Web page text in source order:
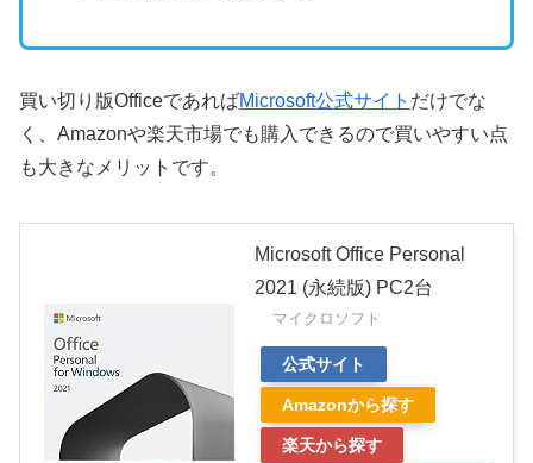
買い切り版OfficeであればMicrosoft公式サイト だけでな
く、Amazonや楽天市場でも購入できるので買いやすい点
も大きなメリットです。
Microsoft Office Personal
2021 (永続版) PC2台
マイクロソフト
公式サイト
Amazonから探す
楽天から探す